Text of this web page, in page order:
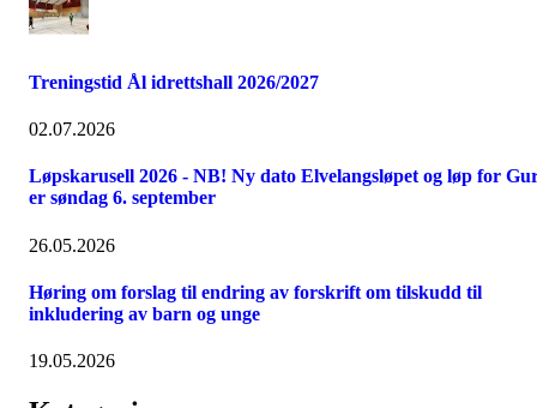
Treningstid Ål idrettshall 2026/2027
02.07.2026
Løpskarusell 2026 - NB! Ny dato Elvelangsløpet og løp for
er søndag 6. september
26.05.2026
Høring om forslag til endring av forskrift om tilskudd til
inkludering av barn og unge
19.05.2026